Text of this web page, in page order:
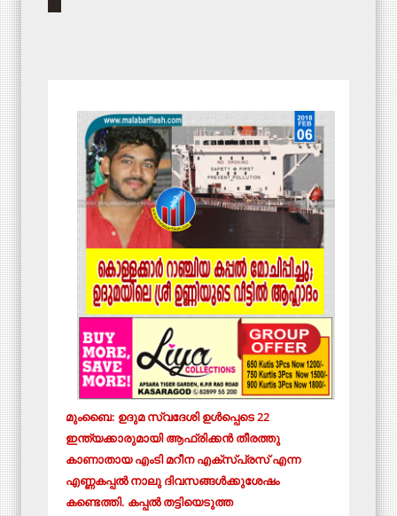
മുംബൈ: ഉദുമ സ്വദേശി ഉള്‍പ്പെടെ 22
ഇന്ത്യക്കാരുമായി ആഫ്രിക്കൻ തീരത്തു
കാണാതായ എംടി മറീന എക്സ്പ്രസ് എന്ന
എണ്ണകപ്പല്‍ നാലു ദിവസങ്ങൾക്കുശേഷം
കണ്ടെത്തി. കപ്പൽ തട്ടിയെടുത്ത